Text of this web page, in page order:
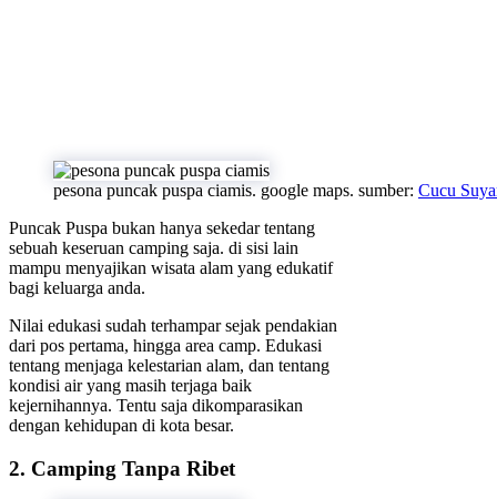
pesona puncak puspa ciamis. google maps. sumber: Cucu
Puncak Puspa bukan hanya sekedar tentang
sebuah keseruan camping saja. di sisi lain
mampu menyajikan wisata alam yang edukatif
bagi keluarga anda.
Nilai edukasi sudah terhampar sejak pendakian
dari pos pertama, hingga area camp. Edukasi
tentang menjaga kelestarian alam, dan tentang
kondisi air yang masih terjaga baik
kejernihannya. Tentu saja dikomparasikan
dengan kehidupan di kota besar.
2. Camping Tanpa Ribet